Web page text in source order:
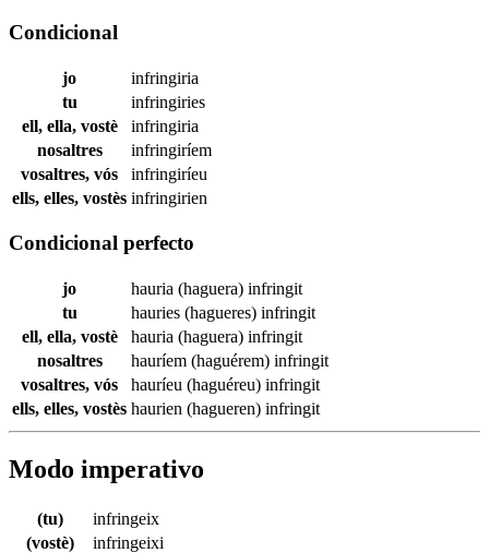
Condicional
jo
infringiria
tu
infringiries
ell, ella, vostè
infringiria
nosaltres
infringiríem
vosaltres, vós
infringiríeu
ells, elles, vostès infringirien
Condicional perfecto
jo hauria (haguera) infringit
tu
hauries (hagueres) infringit
ell, ella, vostè
hauria (haguera) infringit
nosaltres
hauríem (haguérem) infringit
vosaltres, vós
hauríeu (haguéreu) infringit
ells, elles, vostès haurien (hagueren) infringit
Modo imperativo
(tu)
infringeix
(vostè)
infringeixi